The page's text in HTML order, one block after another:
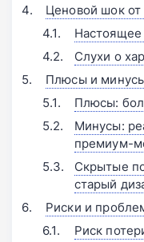
Ценовой шок от
Слухи о
Плюсы и
Плюсы:
Минусы:
премиум-
Скрытые
старый
Риски и
Риск